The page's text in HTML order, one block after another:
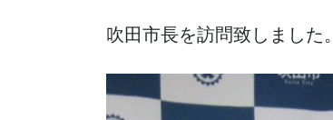
吹田市長を訪問致しました。